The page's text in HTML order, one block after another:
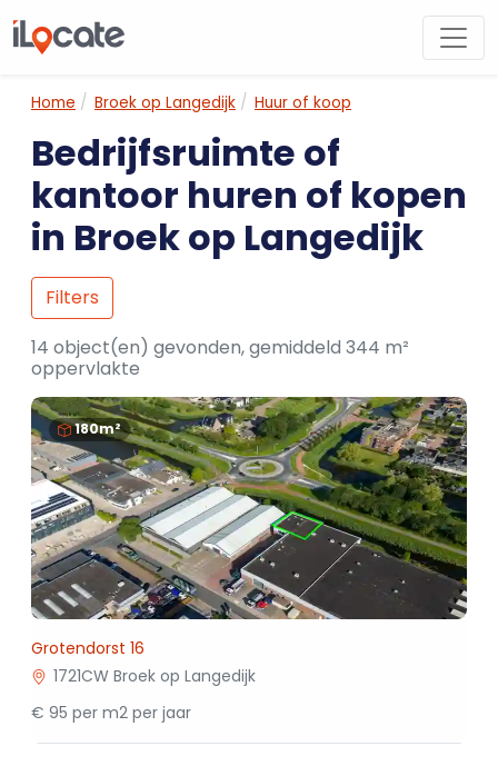
Home Broek op Langedijk Huur of koop
Bedrijfsruimte of
kantoor huren of kopen
in Broek op Langedijk
Filters
14 object(en) gevonden, gemiddeld 344 m²
oppervlakte
180m²
Grotendorst 16
1721CW Broek op Langedijk
€ 95 per m2 per jaar